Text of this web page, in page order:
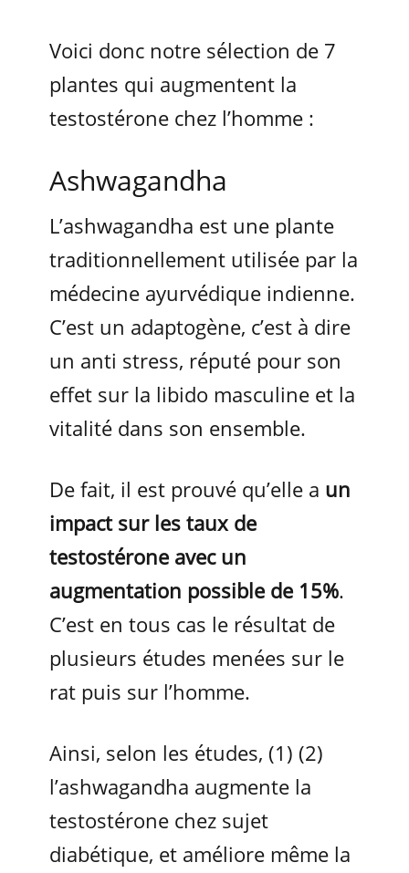
Voici donc notre sélection de 7
plantes qui augmentent la
testostérone chez l’homme :
Ashwagandha
L’ashwagandha est une plante
traditionnellement utilisée par la
médecine ayurvédique indienne.
C’est un adaptogène, c’est à dire
un anti stress, réputé pour son
effet sur la libido masculine et la
vitalité dans son ensemble.
De fait, il est prouvé qu’elle a un
impact sur les taux de
testostérone avec un
augmentation possible de 15%.
C’est en tous cas le résultat de
plusieurs études menées sur le
rat puis sur l’homme.
Ainsi, selon les études, (1) (2)
l’ashwagandha augmente la
testostérone chez sujet
diabétique, et améliore même la